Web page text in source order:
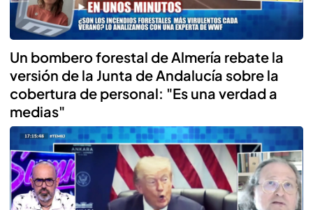
Un bombero forestal de Almería rebate la
versión de la Junta de Andalucía sobre la
cobertura de personal: "Es una verdad a
medias"